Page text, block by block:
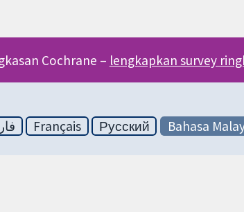
Cochrane – lengkapkan survey
Français Русский Bahasa